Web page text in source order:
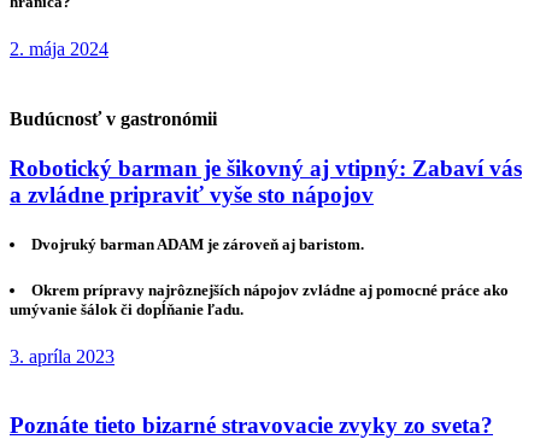
2. mája 2024
Budúcnosť v gastronómii
Robotický barman je šikovný aj vtipný: Zabaví vás
a zvládne pripraviť vyše sto nápojov
Dvojruký barman ADAM je zároveň aj baristom.
Okrem prípravy najrôznejších nápojov zvládne aj pomocné práce ako
umývanie šálok či dopĺňanie ľadu.
3. apríla 2023
Poznáte tieto bizarné stravovacie zvyky zo sveta?